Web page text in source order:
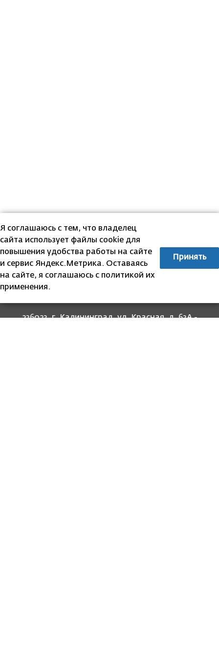
236023, г. Калининград, ул. Красная, д. 63А -
Я соглашаюсь с тем, что владелец
сайта использует файлы cookie для
повышения удобства работы на сайте
и сервис Яндекс.Метрика. Оставаясь
на сайте, я соглашаюсь с политикой их
применения.
Принять